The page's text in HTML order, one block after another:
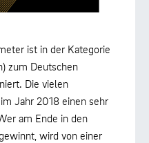
ist in der Kategorie
zum Deutschen
Die vielen
Jahr 2018 einen sehr
am Ende in den
wird von einer